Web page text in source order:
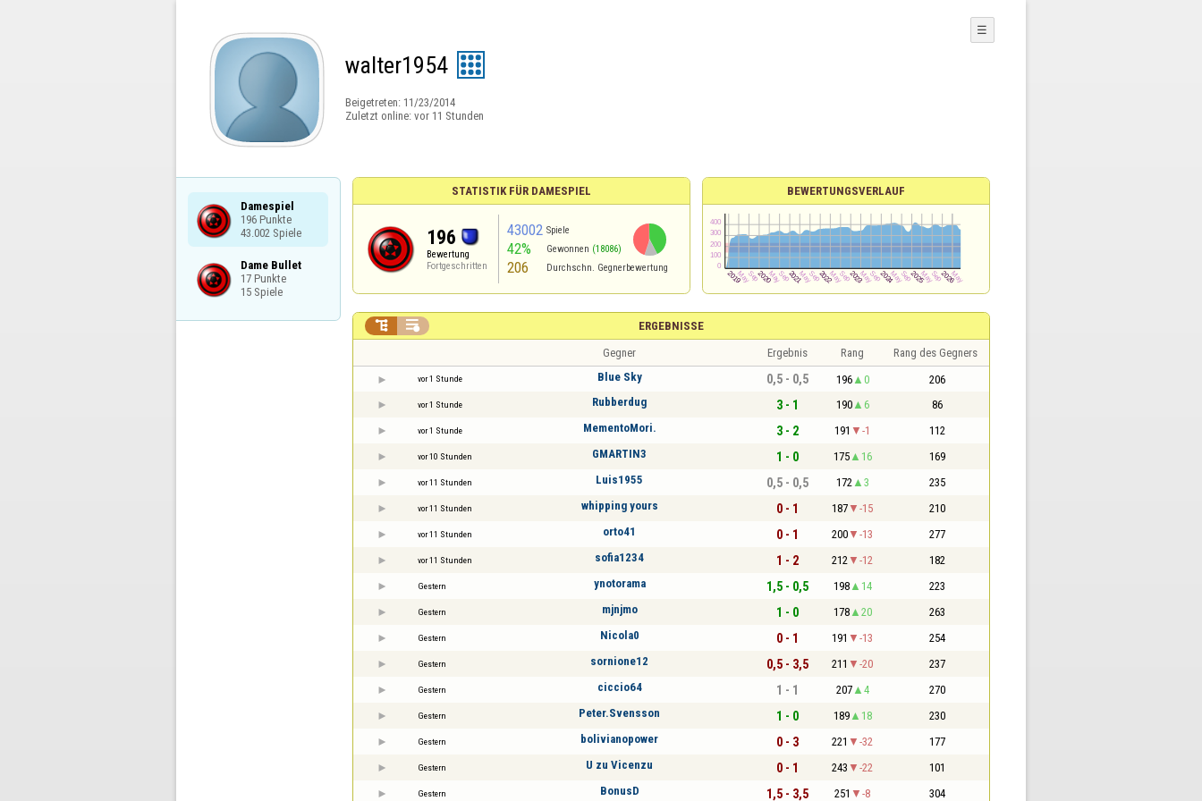
walter1954
Beigetreten: 11/23/2014
Zuletzt online: vor 11 Stunden
☰
Damespiel
196 Punkte
43.002 Spiele
Dame Bullet
17 Punkte
15 Spiele
STATISTIK FÜR DAMESPIEL
196
Bewertung
Fortgeschritten
43002 Spiele
42% Gewonnen (18086)
206 Durchschn. Gegnerbewertung
BEWERTUNGSVERLAUF
ERGEBNISSE
 
Gegner Ergebnis Rang Rang des Gegners
vor 1 Stunde Blue Sky 0,5 - 0,5 196 0 206
vor 1 Stunde Rubberdug 3 - 1 190 6 86
vor 1 Stunde MementoMori. 3 - 2 191 -1 112
vor 10 Stunden GMARTIN3 1 - 0 175 16 169
vor 11 Stunden Luis1955 0,5 - 0,5 172 3 235
vor 11 Stunden whipping yours 0 - 1 187 -15 210
vor 11 Stunden orto41 0 - 1 200 -13 277
vor 11 Stunden sofia1234 1 - 2 212 -12 182
Gestern ynotorama 1,5 - 0,5 198 14 223
Gestern mjnjmo 1 - 0 178 20 263
Gestern Nicola0 0 - 1 191 -13 254
Gestern sornione12 0,5 - 3,5 211 -20 237
Gestern ciccio64 1 - 1 207 4 270
Gestern Peter.Svensson 1 - 0 189 18 230
Gestern bolivianopower 0 - 3 221 -32 177
Gestern U zu Vicenzu 0 - 1 243 -22 101
Gestern BonusD 1,5 - 3,5 251 -8 304